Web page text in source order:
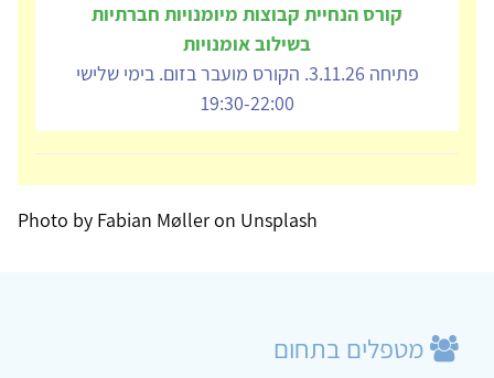
קורס הנחיית קבוצות מיומנויות חברתיות
בשילוב אומנויות
פתיחה 3.11.26. הקורס מועבר בזום. בימי שלישי
19:30-22:00
Photo by Fabian Møller on Unsplash
מטפלים בתחום